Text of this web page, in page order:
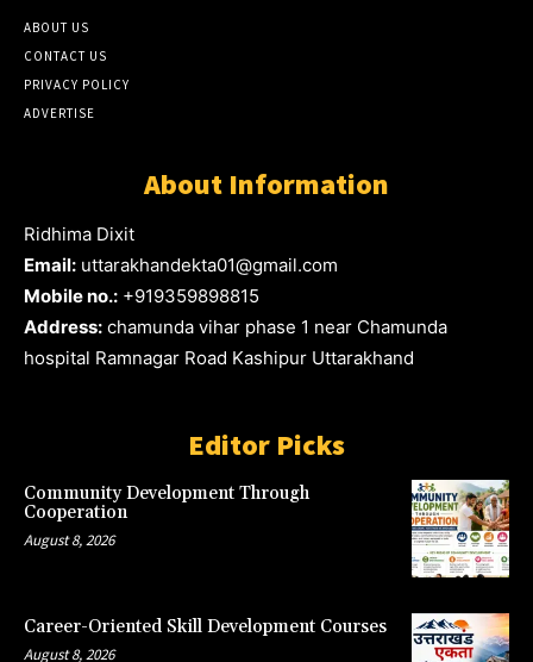
ABOUT US
CONTACT US
PRIVACY POLICY
ADVERTISE
About Information
Ridhima Dixit
Email: uttarakhandekta01@gmail.com
Mobile no.: +919359898815
Address: chamunda vihar phase 1 near Chamunda
hospital Ramnagar Road Kashipur Uttarakhand
Editor Picks
Community Development Through
Cooperation
August 8, 2026
Career-Oriented Skill Development Courses
August 8, 2026